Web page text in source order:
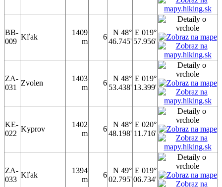
BB-
009
Kľak
1409
m
6
N 48°
46.745'
E 019°
57.956'
ZA-
031
Zvolen
1403
m
6
N 48°
53.438'
E 019°
13.399'
KE-
022
Kyprov
1402
m
6
N 48°
48.198'
E 020°
11.716'
ZA-
033
Kľak
1394
m
6
N 49°
02.795'
E 019°
06.734'